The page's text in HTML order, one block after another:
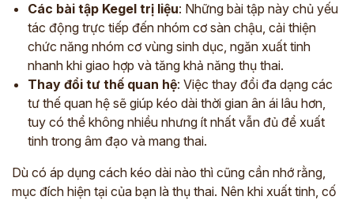
Các bài tập Kegel trị liệu: Những bài tập này chủ yếu
tác động trực tiếp đến nhóm cơ sàn chậu, cải thiện
chức năng nhóm cơ vùng sinh dục, ngăn xuất tinh
nhanh khi giao hợp và tăng khả năng thụ thai.
Thay đổi tư thế quan hệ: Việc thay đổi đa dạng các
tư thế quan hệ sẽ giúp kéo dài thời gian ân ái lâu hơn,
tuy có thể không nhiều nhưng ít nhất vẫn đủ để xuất
tinh trong âm đạo và mang thai.
Dù có áp dụng cách kéo dài nào thì cũng cần nhớ rằng,
mục đích hiện tại của bạn là thụ thai. Nên khi xuất tinh, cố